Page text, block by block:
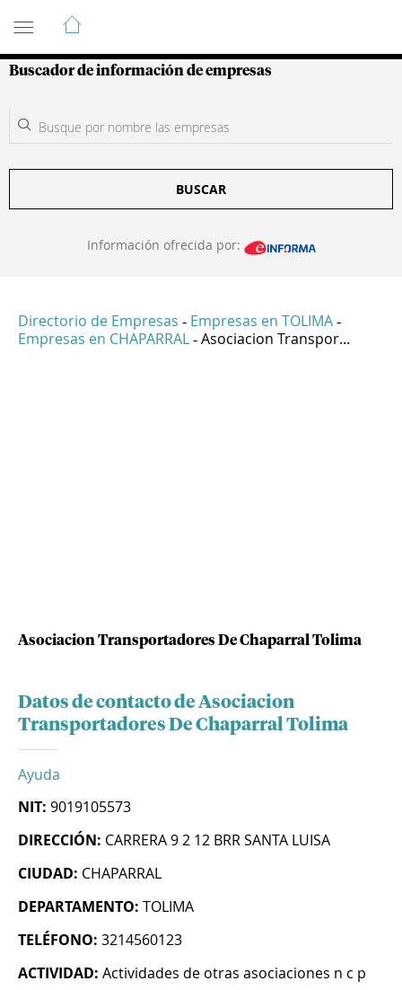
Guía de Empresas Colombianas
Buscador de información de empresas
BUSCAR
Información ofrecida por:
Directorio de Empresas - Empresas en TOLIMA -
Empresas en CHAPARRAL - Asociacion Transpor...
Asociacion Transportadores De Chaparral Tolima
Datos de contacto de Asociacion
Transportadores De Chaparral Tolima
Ayuda
NIT: 9019105573
DIRECCIÓN: CARRERA 9 2 12 BRR SANTA LUISA
CIUDAD: CHAPARRAL
DEPARTAMENTO: TOLIMA
TELÉFONO: 3214560123
ACTIVIDAD: Actividades de otras asociaciones n c p